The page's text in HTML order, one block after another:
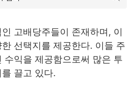
고배당주들이 존재하며, 이
선택지를 제공한다. 이들 주
수익을 제공함으로써 많은 투
끌고 있다.